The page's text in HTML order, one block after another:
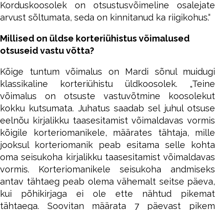
Korduskoosolek on otsustusvõimeline osalejate
arvust sõltumata, seda on kinnitanud ka riigikohus.“
Millised on üldse korteriühistus võimalused
otsuseid vastu võtta?
Kõige tuntum võimalus on Mardi sõnul muidugi
klassikaline korteriühistu üldkoosolek. „Teine
võimalus on otsuste vastuvõtmine koosolekut
kokku kutsumata. Juhatus saadab sel juhul otsuse
eelnõu kirjalikku taasesitamist võimaldavas vormis
kõigile korteriomanikele, määrates tähtaja, mille
jooksul korteriomanik peab esitama selle kohta
oma seisukoha kirjalikku taasesitamist võimaldavas
vormis. Korteriomanikele seisukoha andmiseks
antav tähtaeg peab olema vähemalt seitse päeva,
kui põhikirjaga ei ole ette nähtud pikemat
tähtaega. Soovitan määrata 7 päevast pikem